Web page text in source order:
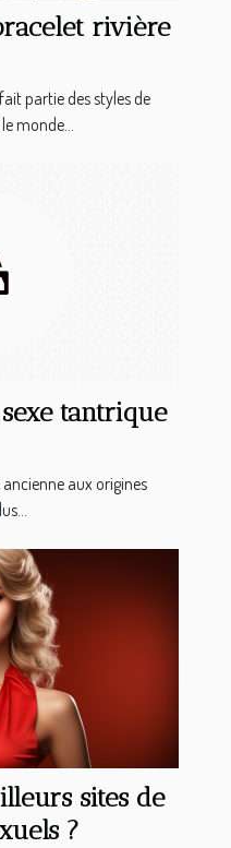
rivière
partie des styles de
monde...
tantrique
aux origines
sites de
?